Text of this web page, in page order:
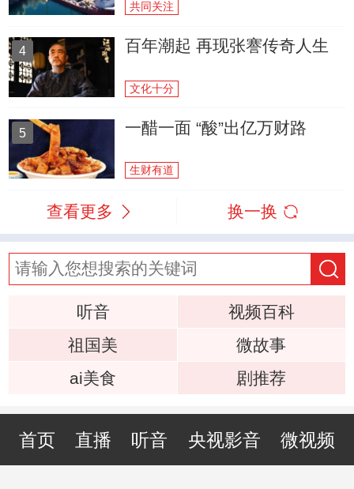
共同关注
4 百年潮起 再现张謇传奇人生
文化十分
5 一醋一面 “酸”出亿万财路
生财有道
查看更多 换一换
听音
视频百科
祖国美
微故事
ai美食
剧推荐
首页 直播 听音 央视影音 微视频